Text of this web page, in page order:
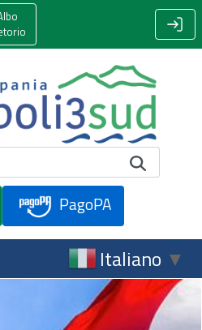
PagoPA
Italiano ▼